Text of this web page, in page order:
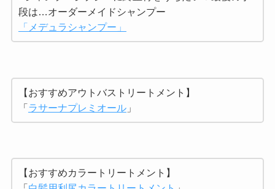
段は…オーダーメイドシャンプー
「メデュラシャンプー」
【おすすめアウトバストリートメント】
「ラサーナプレミオール」
【おすすめカラートリートメント】